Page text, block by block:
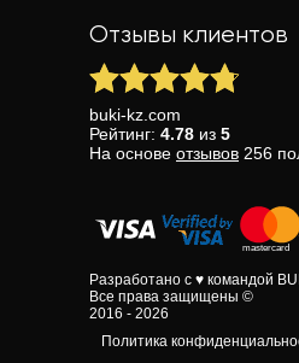
Отзывы клиентов
buki-kz.com
Рейтинг: 4.78 из 5
На основе отзывов 256
Разработано с ♥ командой
Все права защищены ©
2016 - 2026
Политика